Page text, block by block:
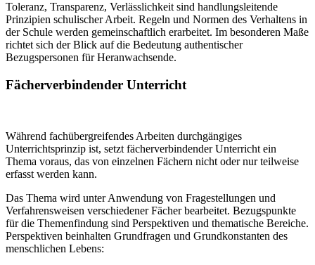
Toleranz, Transparenz, Verlässlichkeit sind handlungsleitende
Prinzipien schulischer Arbeit. Regeln und Normen des Verhaltens in
der Schule werden gemeinschaftlich erarbeitet. Im besonderen Maße
richtet sich der Blick auf die Bedeutung authentischer
Bezugspersonen für Heranwachsende.
Fächerverbindender Unterricht
Während fachübergreifendes Arbeiten durchgängiges
Unterrichtsprinzip ist, setzt fächerverbindender Unterricht ein
Thema voraus, das von einzelnen Fächern nicht oder nur teilweise
erfasst werden kann.
Das Thema wird unter Anwendung von Fragestellungen und
Verfahrensweisen verschiedener Fächer bearbeitet. Bezugspunkte
für die Themenfindung sind Perspektiven und thematische Bereiche.
Perspektiven beinhalten Grundfragen und Grundkonstanten des
menschlichen Lebens: